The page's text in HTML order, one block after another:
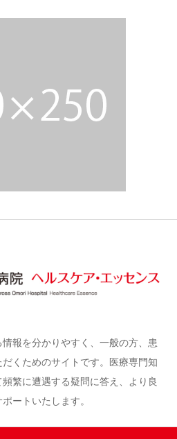
報を分かりやすく、一般の方、患
くためのサイトです。医療専門知
繁に遭遇する疑問に答え、より良
ートいたします。